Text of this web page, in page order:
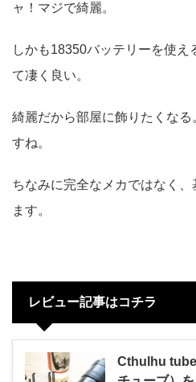
ャ！マジで綺麗。
しかも18350バッテリーを使え
て凄く良い。
綺麗だから部屋に飾りたくな
すね。
ちなみに完全なメカではなく
ます。
レビュー記事はコチラ
Cthulhu